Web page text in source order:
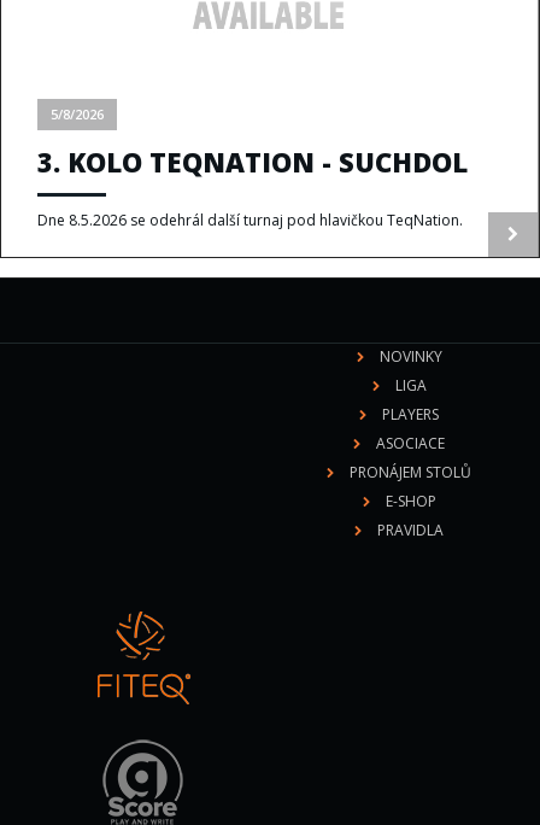
5/8/2026
3. KOLO TEQNATION - SUCHDOL
Dne 8.5.2026 se odehrál další turnaj pod hlavičkou TeqNation.
NOVINKY
LIGA
PLAYERS
ASOCIACE
PRONÁJEM STOLŮ
E-SHOP
PRAVIDLA